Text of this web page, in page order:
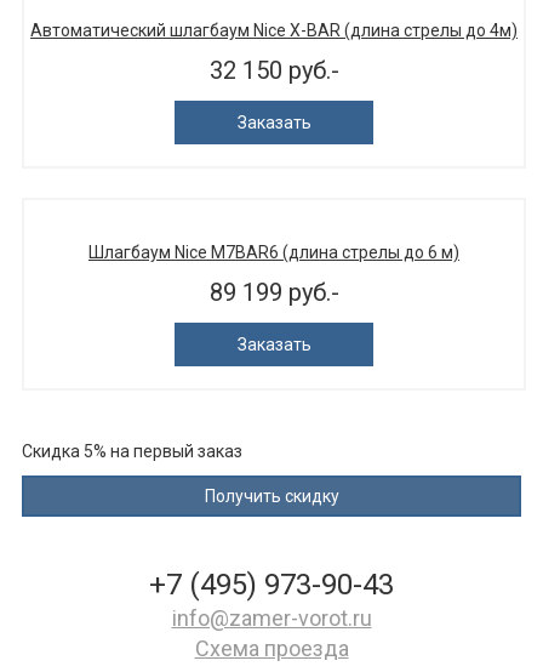
Автоматический шлагбаум Nice X-BAR (длина стрелы до 4м)
32 150 руб.-
Заказать
Шлагбаум Nice M7BAR6 (длина стрелы до 6 м)
89 199 руб.-
Заказать
Скидка 5% на первый заказ
+7 (495) 973-90-43
info@zamer-vorot.ru
Схема проезда